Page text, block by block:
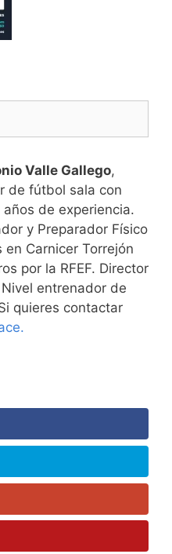
Valle Gallego,
de fútbol sala con
años de experiencia.
y Preparador Físico
en Carnicer Torrejón
por la RFEF. Director
Nivel entrenador de
quieres contactar